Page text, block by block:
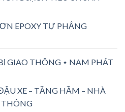
EPOXY TỰ PHẲNG
GIAO THÔNG ⋆ NAM PHÁT
XE – TẦNG HẦM – NHÀ